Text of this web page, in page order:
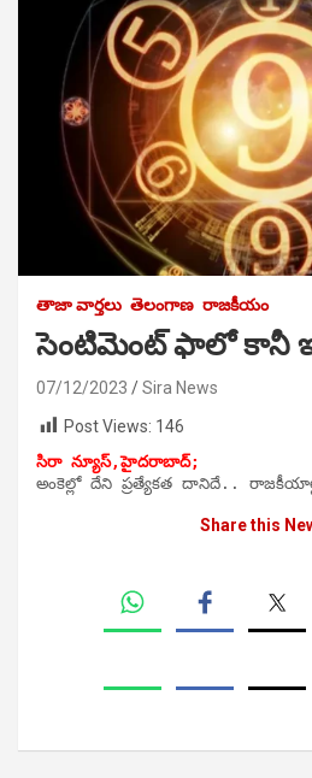
తాజా వార్తలు తెలంగాణ రాజకీయం
సెంటిమెంట్ ఫాలో కానీ
07/12/2023
Sira News
Post Views: 146
సిరా న్యూస్,హైదరాబాద్;
Share this